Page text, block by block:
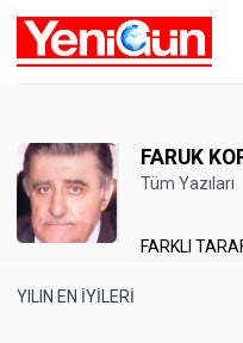
FARUK
Tüm Yazıları
FARKLI
YILIN EN İYİLERİ